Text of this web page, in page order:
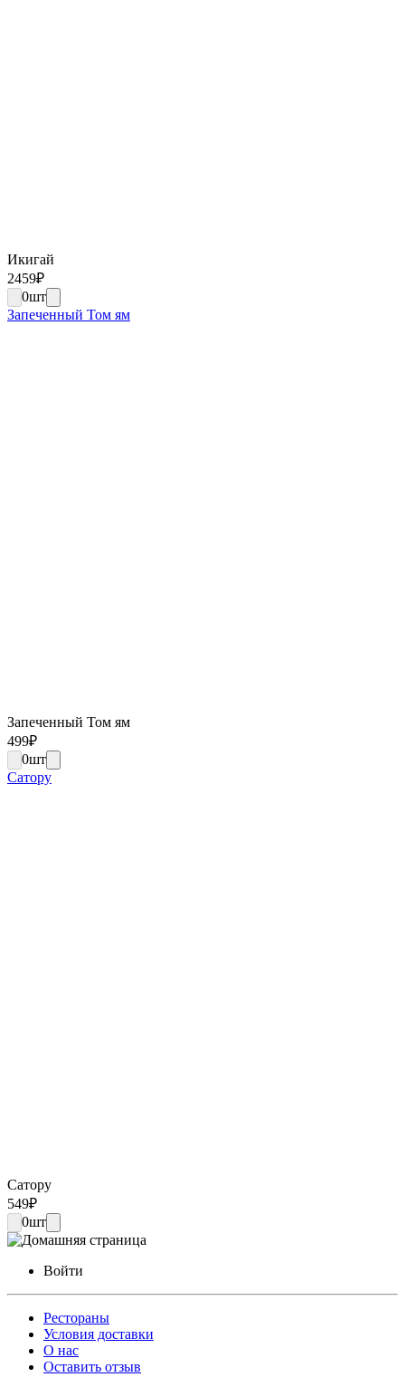
Икигай
2459₽
0шт
Запеченный Том ям
Запеченный Том ям
499₽
0шт
Сатору
Сатору
549₽
0шт
Войти
Рестораны
Условия доставки
О нас
Оставить отзыв